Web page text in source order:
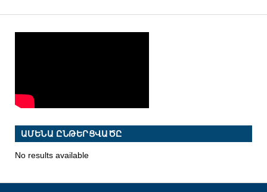
ԱՄԵՆԱ ԸՆԹԵՐՑՎԱԾԸ
No results available